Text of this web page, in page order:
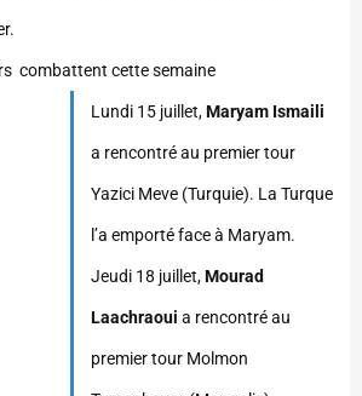
combattent cette semaine
Lundi 15 juillet,Maryam Ismaili
a rencontré au premier tour
Yazici Meve (Turquie). La Turque
l’a emporté face à Maryam.
Jeudi 18 juillet,Mourad
Laachraoui a rencontré au
premier tour Molmon